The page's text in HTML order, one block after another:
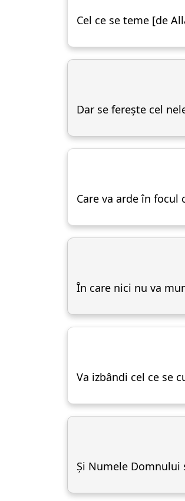
Cel ce se teme [de
Dar se ferește cel
Care va arde în focul
În care nici nu va
Va izbândi cel ce se
Și Numele Domnului